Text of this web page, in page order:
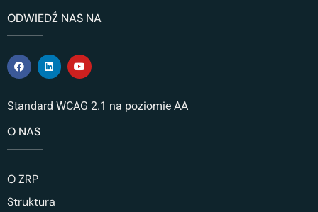
ODWIEDŹ NAS NA
Standard WCAG 2.1 na poziomie AA
O NAS
O ZRP
Struktura